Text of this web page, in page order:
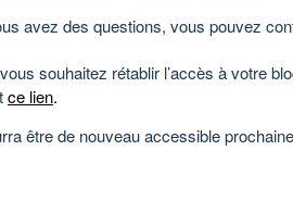
avez des questions, vous pouvez
souhaitez rétablir l’accès à votre
ce lien.
être de nouveau accessible